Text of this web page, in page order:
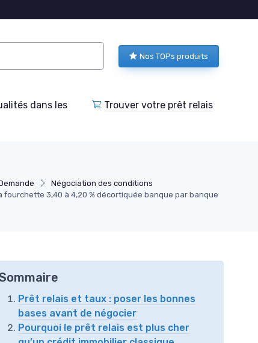
Nos TOPs produits
dans les
Trouver votre prêt relais
Négociation des conditions
fourchette 3,40 à 4,20 % décortiquée banque par banque
Prêt relais et taux : poser les bonnes
bases avant de négocier
Pourquoi le prêt relais est plus cher